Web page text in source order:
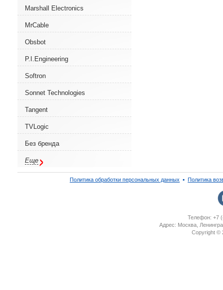
Marshall Electronics
MrCable
Obsbot
P.I.Engineering
Softron
Sonnet Technologies
Tangent
TVLogic
Без бренда
Еще
Политика обработки персональных данных ▪ Политика
Телефон: +7
Адрес: Москва,
Copyright ©